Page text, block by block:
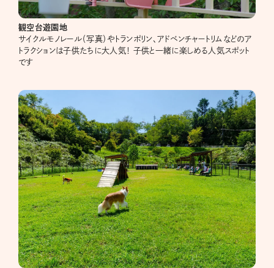
観空台遊園地
サイクルモノレール（写真）やトランポリン、アドベンチャートリムなどのア
トラクションは子供たちに大人気！ 子供と一緒に楽しめる人気スポット
です